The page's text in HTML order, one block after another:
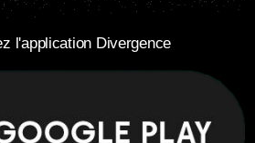
l'application Divergence